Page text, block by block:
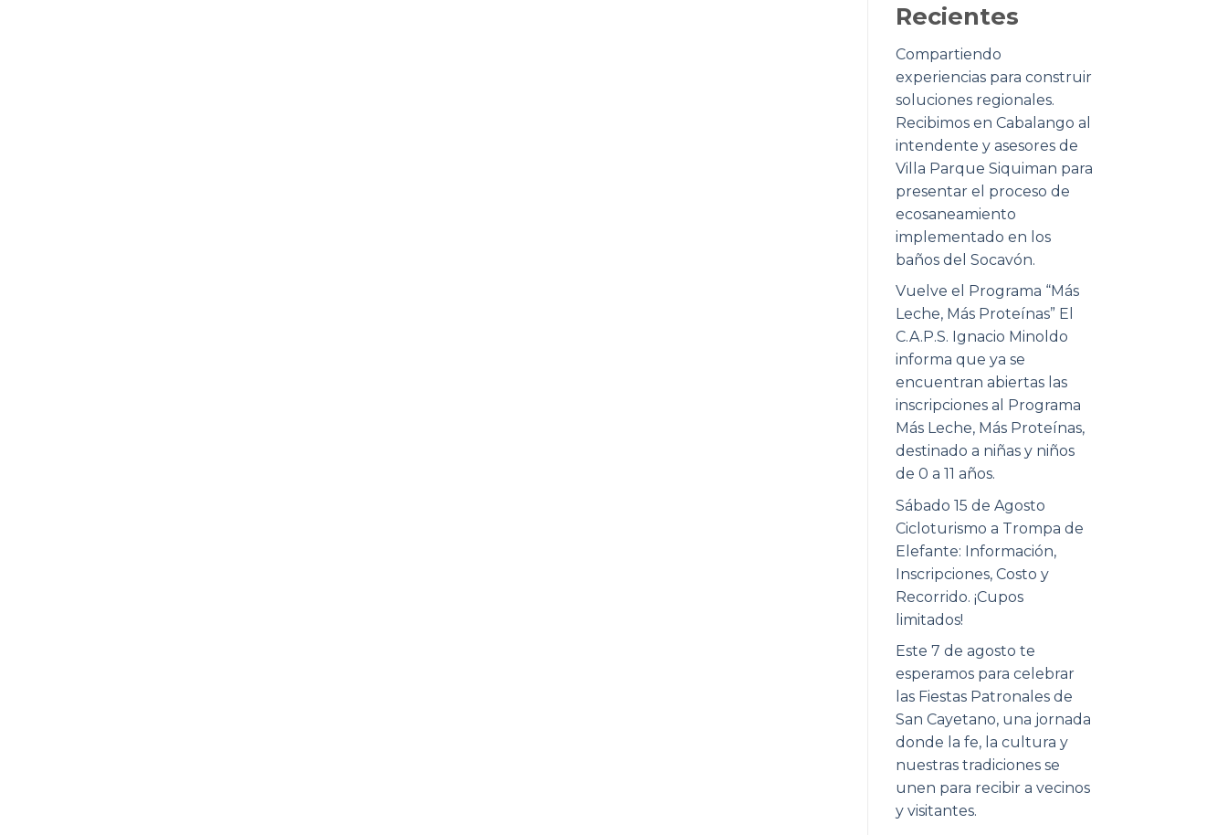
Recientes
Compartiendo
experiencias para construir
soluciones regionales.
Recibimos en Cabalango al
intendente y asesores de
Villa Parque Siquiman para
presentar el proceso de
ecosaneamiento
implementado en los
baños del Socavón.
Vuelve el Programa “Más
Leche, Más Proteínas” El
C.A.P.S. Ignacio Minoldo
informa que ya se
encuentran abiertas las
inscripciones al Programa
Más Leche, Más Proteínas,
destinado a niñas y niños
de 0 a 11 años.
Sábado 15 de Agosto
Cicloturismo a Trompa de
Elefante: Información,
Inscripciones, Costo y
Recorrido. ¡Cupos
limitados!
Este 7 de agosto te
esperamos para celebrar
las Fiestas Patronales de
San Cayetano, una jornada
donde la fe, la cultura y
nuestras tradiciones se
unen para recibir a vecinos
y visitantes.